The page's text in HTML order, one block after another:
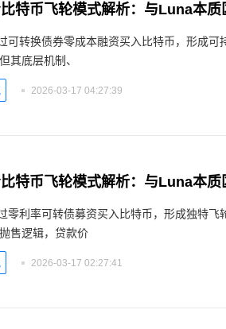
特币飞轮模式解析：与Luna本质
可转换债券零成本融资买入比特币，形成可
其底层机制、
2026-03-17 04:27:39
特币飞轮模式解析：与Luna本质
零利率可转债募资买入比特币，形成独特飞
售逻辑，贷款价
2026-03-17 02:27:41